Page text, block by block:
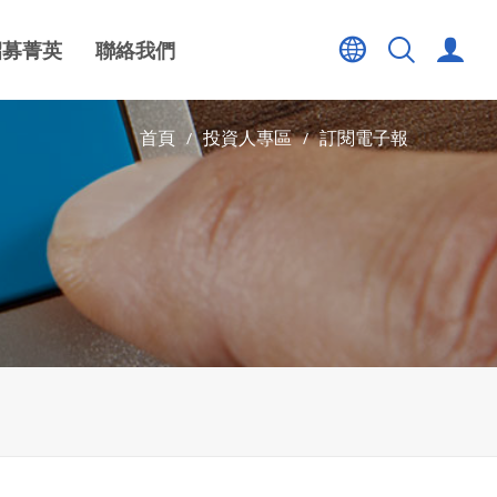
菁英 聯絡我們
首頁 投資人專區 訂閱電子報